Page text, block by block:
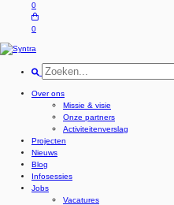
0
0
Over ons
Missie & visie
Onze partners
Activiteitenverslag
Projecten
Nieuws
Blog
Infosessies
Jobs
Vacatures